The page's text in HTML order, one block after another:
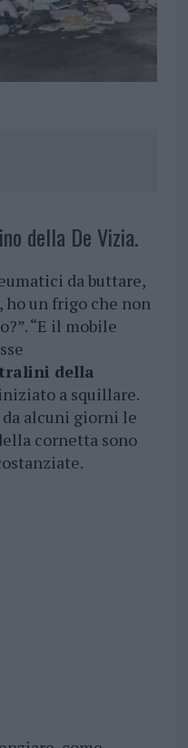
della De Vizia.
da buttare,
ho un frigo che non
“E il mobile
della
a squillare.
alcuni giorni le
cornetta sono